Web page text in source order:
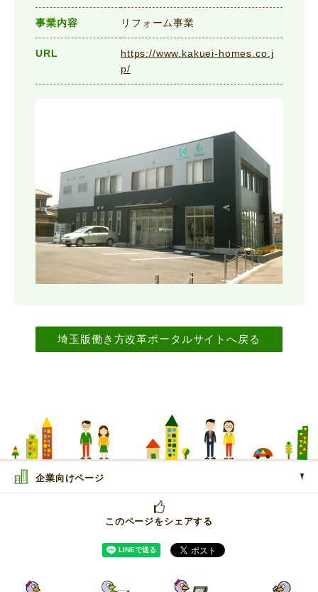
事業内容 リフォーム事業
URL
https://www.kakuei-homes.co.j
p/
埼玉版働き方改革ポータルサイトへ戻る
企業向けページ
このページをシェアする